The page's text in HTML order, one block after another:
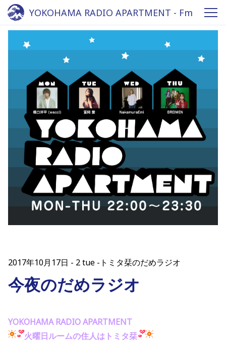
YOKOHAMA RADIO APARTMENT - Fm
yokohama 84.7
2017年10月17日 2 tue -トミタ栞のだめラジオ
今夜のだめラジオ
YOKOHAMA RADIO APARTMENT
火曜日ルームの住人はトミタ栞